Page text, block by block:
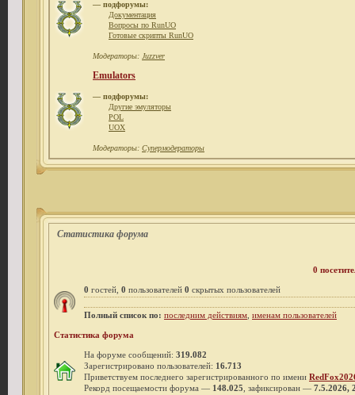
— подфорумы:
Документация
Вопросы по RunUO
Готовые скрипты RunUO
Модераторы: Juzzver
Emulators
— подфорумы:
Другие эмуляторы
POL
UOX
Модераторы: Супермодераторы
Статистика форума
0
0 гостей, 0 пользователей 0 скрытых пользователей
Полный список по: последним действиям именам пользователей
Статистика форума
На форуме сообщений: 319.082
Зарегистрировано пользователей: 16.713
Приветствуем последнего зарегистрированного по имени
Рекорд посещаемости форума — 148.025 , зафиксирован — 7.5.2026,